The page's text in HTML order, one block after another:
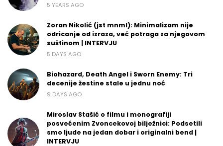
5 YEARS AGO
Zoran Nikolić (jst mnml): Minimalizam nije
odricanje od izraza, već potraga za njegovom
suštinom | INTERVJU
5 DAYS AGO
Biohazard, Death Angel i Sworn Enemy: Tri
decenije žestine stale u jednu noć
9 DAYS AGO
Miroslav Stašić o filmu i monografiji
posvećenim Zvoncekovoj bilježnici: Podsetili
smo ljude na jedan dobar i originalni bend |
INTERVJU